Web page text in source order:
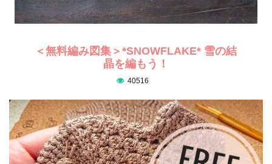
＜無料編み図集＞*SNOWFLAKE* 雪の結
晶を編もう！
40516